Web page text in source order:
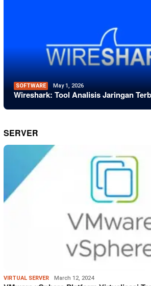
SOFTWARE May 1, 2026
Wireshark: Tool Analisis Jaringan
SERVER
VIRTUAL SERVER March 12, 2024